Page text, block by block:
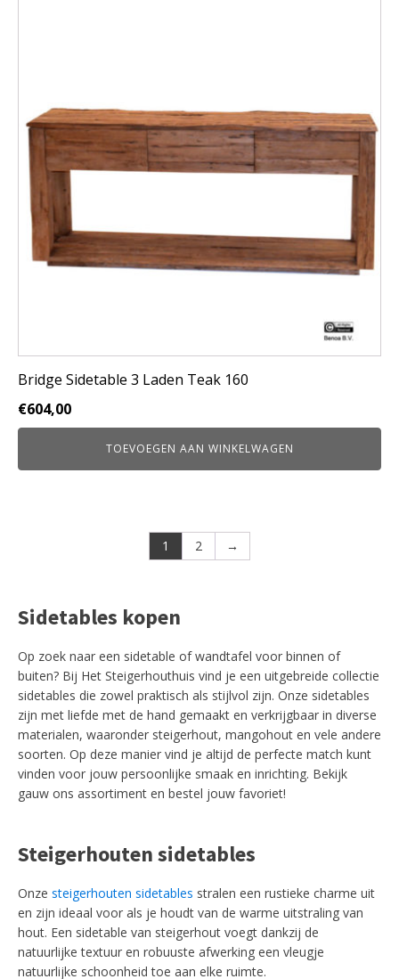
Bridge Sidetable 3 Laden Teak 160
€604,00
TOEVOEGEN AAN WINKELWAGEN
1 2 →
Sidetables kopen
Op zoek naar een sidetable of wandtafel voor binnen of
buiten? Bij Het Steigerhouthuis vind je een uitgebreide collectie
sidetables die zowel praktisch als stijlvol zijn. Onze sidetables
zijn met liefde met de hand gemaakt en verkrijgbaar in diverse
materialen, waaronder steigerhout, mangohout en vele andere
soorten. Op deze manier vind je altijd de perfecte match kunt
vinden voor jouw persoonlijke smaak en inrichting. Bekijk
gauw ons assortiment en bestel jouw favoriet!
Steigerhouten sidetables
Onze steigerhouten sidetables stralen een rustieke charme uit
en zijn ideaal voor als je houdt van de warme uitstraling van
hout. Een sidetable van steigerhout voegt dankzij de
natuurlijke textuur en robuuste afwerking een vleugje
natuurlijke schoonheid toe aan elke ruimte.